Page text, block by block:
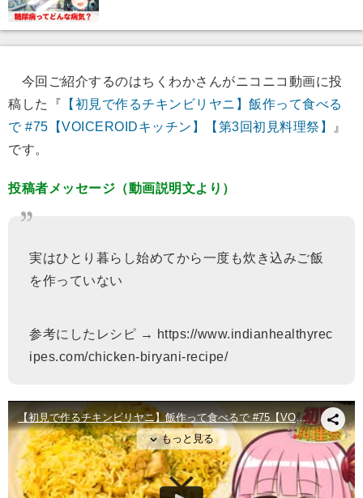
今回ご紹介するのはちくわかさんがニコニコ動画に投
稿した『 【初見で作るチキンビリヤニ】飯作って食べる
で #75【VOICEROIDキッチン】【第3回初見料理祭】
』
です。
投稿者メッセージ（動画説明文より）
実はひとり暮らし始めてから一度も炊き込みご飯
を作っていない
参考にしたレシピ → https://www.indianhealthyrec
ipes.com/chicken-biryani-recipe/